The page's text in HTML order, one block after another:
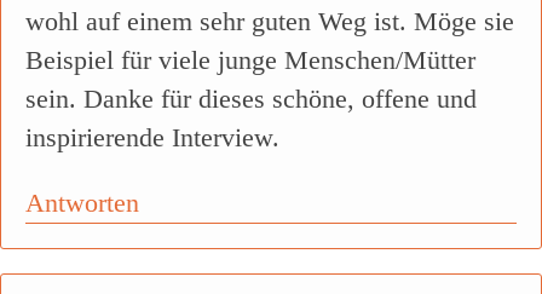
wohl auf einem sehr guten Weg ist. Möge sie
Beispiel für viele junge Menschen/Mütter
sein. Danke für dieses schöne, offene und
inspirierende Interview.
Antworten